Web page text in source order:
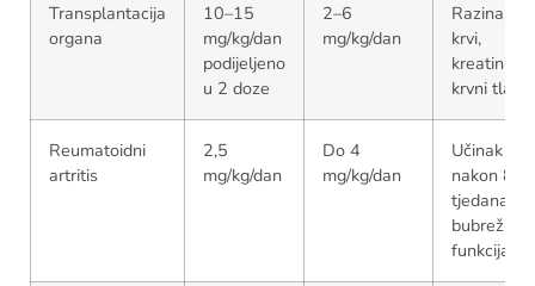
Transplantacija
organa
10–15
mg/kg/dan
podijeljeno
u 2 doze
2–6
mg/kg/dan
Razina u
krvi,
kreatinin,
krvni tlak
Reumatoidni
artritis
2,5
mg/kg/dan
Do 4
mg/kg/dan
Učinak
nakon 8
tjedana,
bubrežna
funkcija